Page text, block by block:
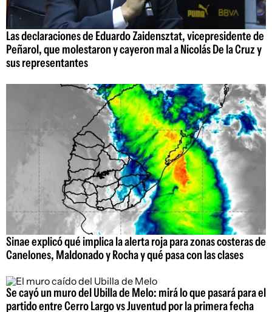
Las declaraciones de Eduardo Zaidensztat, vicepresidente de
Peñarol, que molestaron y cayeron mal a Nicolás De la Cruz y
sus representantes
Sinae explicó qué implica la alerta roja para zonas costeras de
Canelones, Maldonado y Rocha y qué pasa con las clases
Se cayó un muro del Ubilla de Melo: mirá lo que pasará para el
partido entre Cerro Largo vs Juventud por la primera fecha